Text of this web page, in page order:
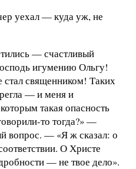
уехал — куда уж, не
— счастливый
игумению Ольгу!
стал священником! Таких
— и меня и
такая опасность
то тогда?» —
вопрос. — «Я ж сказал: о
О Христе
— не твое дело».